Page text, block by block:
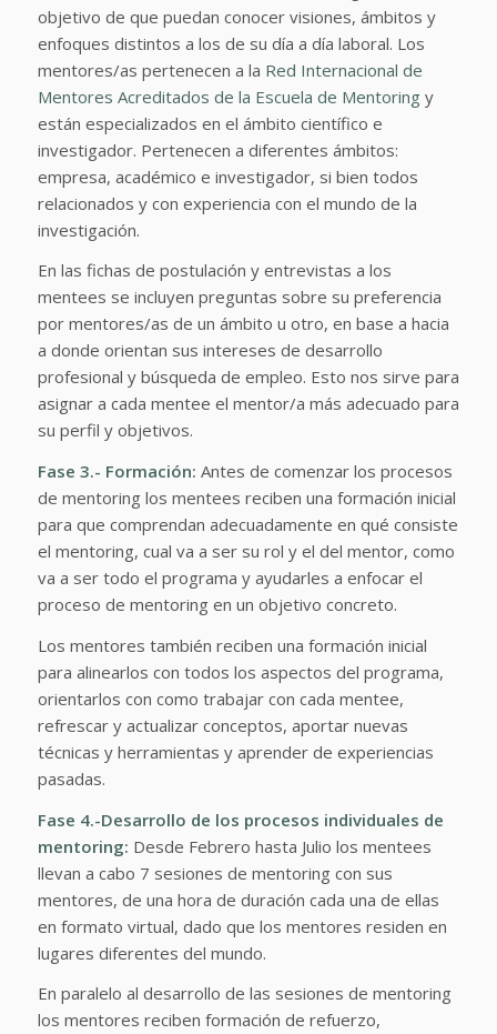
objetivo de que puedan conocer visiones, ámbitos y
enfoques distintos a los de su día a día laboral. Los
mentores/as pertenecen a la Red Internacional de
Mentores Acreditados de la Escuela de Mentoringy
están especializados en el ámbito científico e
investigador. Pertenecen a diferentes ámbitos:
empresa, académico e investigador, si bien todos
relacionados y con experiencia con el mundo de la
investigación.
En las fichas de postulación y entrevistas a los
mentees se incluyen preguntas sobre su preferencia
por mentores/as de un ámbito u otro, en base a hacia
a donde orientan sus intereses de desarrollo
profesional y búsqueda de empleo. Esto nos sirve para
asignar a cada mentee el mentor/a más adecuado para
su perfil y objetivos.
Fase 3.- Formación: Antes de comenzar los procesos
de mentoring los mentees reciben una formación inicial
para que comprendan adecuadamente en qué consiste
el mentoring, cual va a ser su rol y el del mentor, como
va a ser todo el programa y ayudarles a enfocar el
proceso de mentoring en un objetivo concreto.
Los mentores también reciben una formación inicial
para alinearlos con todos los aspectos del programa,
orientarlos con como trabajar con cada mentee,
refrescar y actualizar conceptos, aportar nuevas
técnicas y herramientas y aprender de experiencias
pasadas.
Fase 4.-Desarrollo de los procesos individuales de
mentoring: Desde Febrero hasta Julio los mentees
llevan a cabo 7 sesiones de mentoring con sus
mentores, de una hora de duración cada una de ellas
en formato virtual, dado que los mentores residen en
lugares diferentes del mundo.
En paralelo al desarrollo de las sesiones de mentoring
los mentores reciben formación de refuerzo,